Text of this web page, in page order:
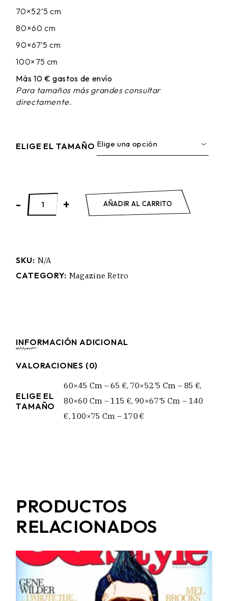
70×52’5 cm
80×60 cm
90×67’5 cm
100×75 cm
Más 10 € gastos de envío
Para tamaños más grandes consultar
directamente.
ELIGE EL TAMAÑO Elige una opción
FORBES quantity
- + AÑADIR AL CARRITO
SKU: N/A
CATEGORY: Magazine Retro
INFORMACIÓN ADICIONAL
VALORACIONES (0)
ELIGE EL
TAMAÑO
60×45 Cm – 65 €, 70×52'5 Cm – 85 €,
80×60 Cm – 115 €, 90×67'5 Cm – 140
€, 100×75 Cm – 170 €
PRODUCTOS
RELACIONADOS